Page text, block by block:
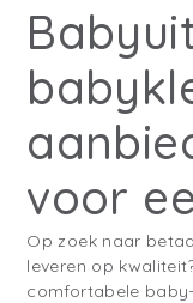
voor
Op zoek naar
leveren op
comfortabele